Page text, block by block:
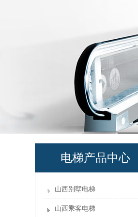
电梯产品中心
山西别墅电梯
山西乘客电梯